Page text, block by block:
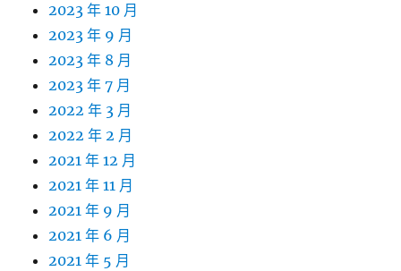
2023 年 10 月
2023 年 9 月
2023 年 8 月
2023 年 7 月
2022 年 3 月
2022 年 2 月
2021 年 12 月
2021 年 11 月
2021 年 9 月
2021 年 6 月
2021 年 5 月